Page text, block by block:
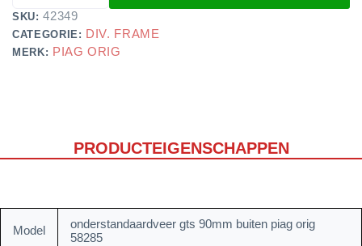
SKU:42349
CATEGORIE: DIV. FRAME
MERK: PIAG ORIG
PRODUCTEIGENSCHAPPEN
Model
onderstandaardveer gts 90mm buiten piag orig
58285